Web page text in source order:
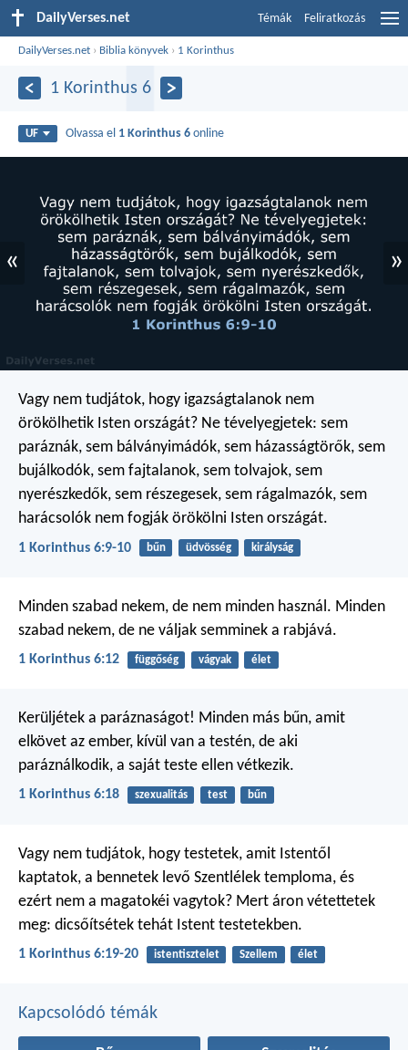
DailyVerses.net Témák Feliratkozás
DailyVerses.net › Biblia könyvek › 1 Korinthus
1 Korinthus 6
UF Olvassa el 1 Korinthus 6 online
« »
Vagy nem tudjátok, hogy igazságtalanok nem
örökölhetik Isten országát? Ne tévelyegjetek: sem
paráznák, sem bálványimádók, sem házasságtörők, sem
bujálkodók, sem fajtalanok, sem tolvajok, sem
nyerészkedők, sem részegesek, sem rágalmazók, sem
harácsolók nem fogják örökölni Isten országát.
1 Korinthus 6:9-10 bűn üdvösség királyság
Minden szabad nekem, de nem minden használ. Minden
szabad nekem, de ne váljak semminek a rabjává.
1 Korinthus 6:12 függőség vágyak élet
Kerüljétek a paráznaságot! Minden más bűn, amit
elkövet az ember, kívül van a testén, de aki
paráználkodik, a saját teste ellen vétkezik.
1 Korinthus 6:18 szexualitás test bűn
Vagy nem tudjátok, hogy testetek, amit Istentől
kaptatok, a bennetek levő Szentlélek temploma, és
ezért nem a magatokéi vagytok? Mert áron vétettetek
meg: dicsőítsétek tehát Istent testetekben.
1 Korinthus 6:19-20 istentisztelet Szellem élet
Kapcsolódó témák